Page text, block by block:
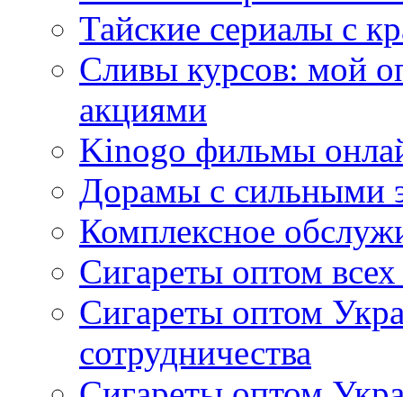
Тайские сериалы с
Сливы курсов: мой
акциями
Kinogo фильмы
Дорамы с сильными
Комплексное
Сигареты оптом
Сигареты оптом
сотрудничества